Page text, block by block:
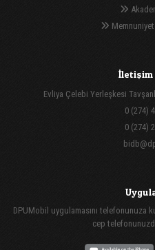
İletişim
Evliya Çelebi Yerleşkesi
0 (274)
0 (274)
DPUMobil uygulamasını telefonunuza
cep